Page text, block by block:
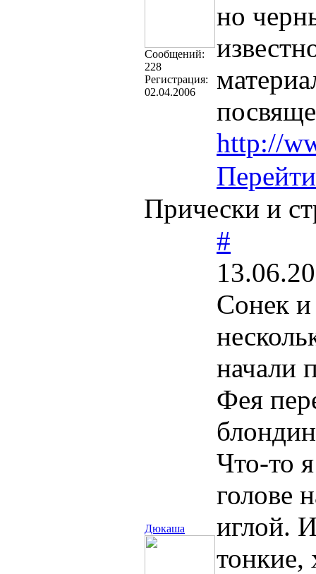
Cообщений:
228
Регистрация:
02.04.2006
но
http://
Перейти
Прически и
Дюкаша
#
Сонек
начали
Фея
Что-то
голове
иглой.
тонкие,